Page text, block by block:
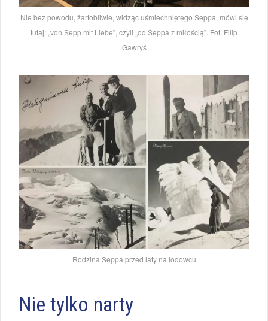
Nie bez powodu, żartobliwie, widząc uśmiechniętego Seppa, mówi się
tutaj: „von Sepp mit Liebe”, czyli „od Seppa z miłością”. Fot. Filip
Gawryś
Rodzina Seppa przed laty na lodowcu
Nie tylko narty